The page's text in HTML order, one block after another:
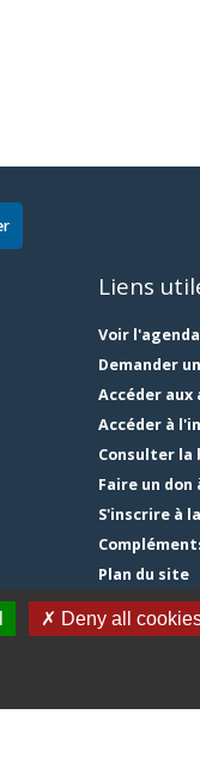
Liens
Voir l'agenda
Demander
Accéder aux
Accéder à
Consulter la
Faire un don
S'inscrire à
Plan du site
Mentions
Gestion des
✗ Deny all